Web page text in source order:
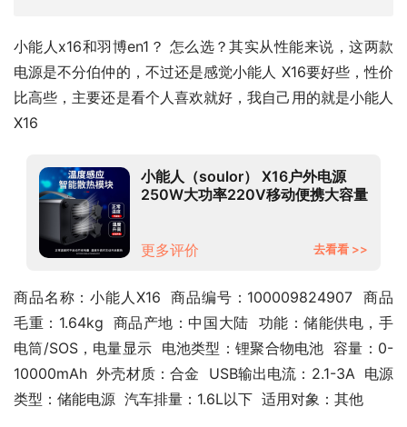
小能人x16和羽博en1？ 怎么选？其实从性能来说，这两款
电源是不分伯仲的，不过还是感觉小能人 X16要好些，性价
比高些，主要还是看个人喜欢就好，我自己用的就是小能人
X16
小能人（soulor） X16户外电源
250W大功率220V移动便携大容量
更多评价
去看看 >>
商品名称：小能人X16  商品编号：100009824907  商品
毛重：1.64kg  商品产地：中国大陆  功能：储能供电，手
电筒/SOS，电量显示  电池类型：锂聚合物电池  容量：0-
10000mAh  外壳材质：合金  USB输出电流：2.1-3A  电源
类型：储能电源  汽车排量：1.6L以下  适用对象：其他